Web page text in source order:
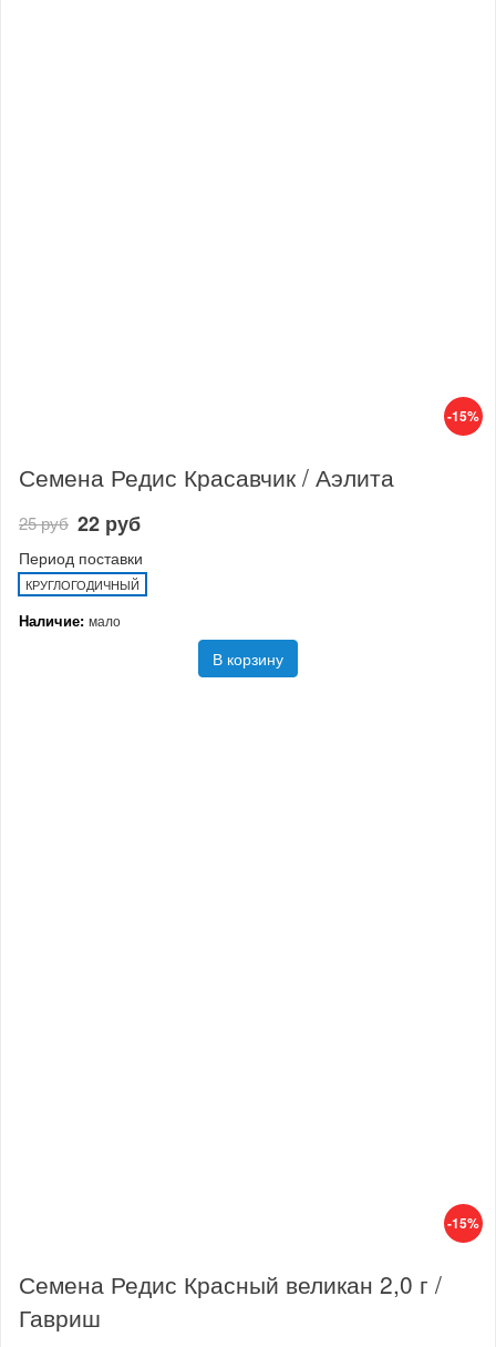
-15%
Семена Редис Красавчик / Аэлита
25 руб 22 руб
Период поставки
КРУГЛОГОДИЧНЫЙ
Наличие: мало
В корзину
-15%
Семена Редис Красный великан 2,0 г /
Гавриш